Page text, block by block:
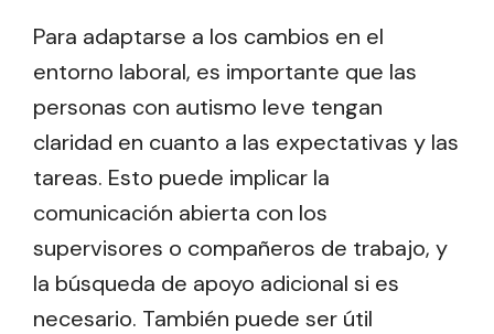
Para adaptarse a los cambios en el
entorno laboral, es importante que las
personas con autismo leve tengan
claridad en cuanto a las expectativas y las
tareas. Esto puede implicar la
comunicación abierta con los
supervisores o compañeros de trabajo, y
la búsqueda de apoyo adicional si es
necesario. También puede ser útil